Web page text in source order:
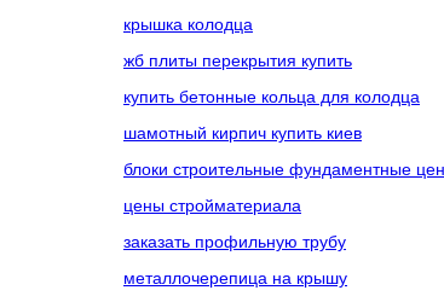
крышка колодца
жб плиты перекрытия купить
купить бетонные кольца для колодца
шамотный кирпич купить киев
блоки строительные фундаментные
цены стройматериала
заказать профильную трубу
металлочерепица на крышу